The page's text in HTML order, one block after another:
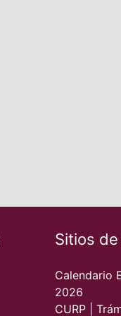
Sitios
Calendario
2026
CURP |